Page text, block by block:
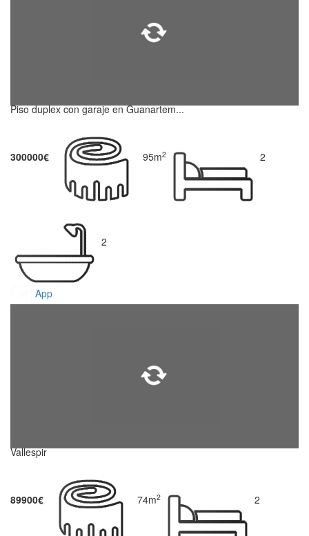
Piso duplex con garaje en Guanartem...
300000€ 95m2 2
2
App
Vallespir
89900€ 74m2 2